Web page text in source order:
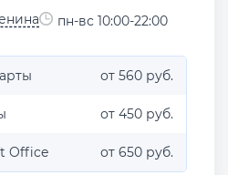
пн-вс 10:00-22:00
от 560 руб.
от 450 руб.
Office от 650 руб.